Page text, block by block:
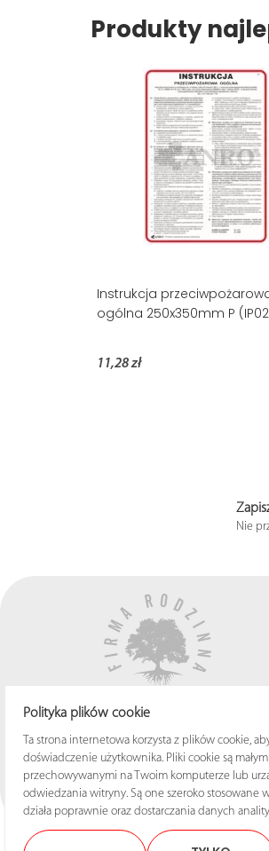
Produkty
Instrukcja
ogólna 250x350mm P
11,28 zł
Nie
Polityka plików cookie
Ta strona internetowa korzysta z plików cookie,
doświadczenie użytkownika. Pliki cookie są
przechowywanymi na Twoim komputerze lub
odwiedzania witryny. Są one szeroko stosowane
działa poprawnie oraz dostarczania danych